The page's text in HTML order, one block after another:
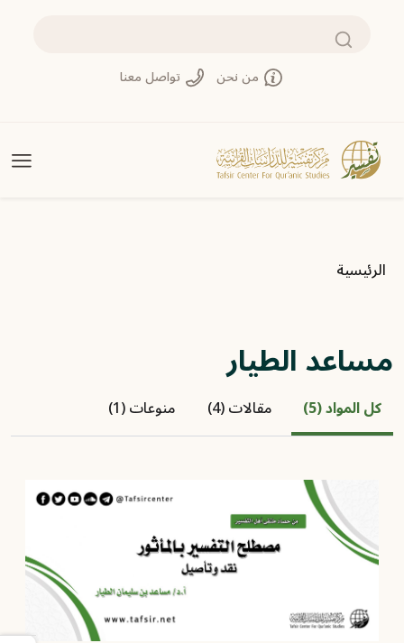
بحث
من نحن تواصل معنا
مسار التنقل
الرئيسية
مساعد الطيار
كل المواد (5) مقالات (4) منوعات (1)